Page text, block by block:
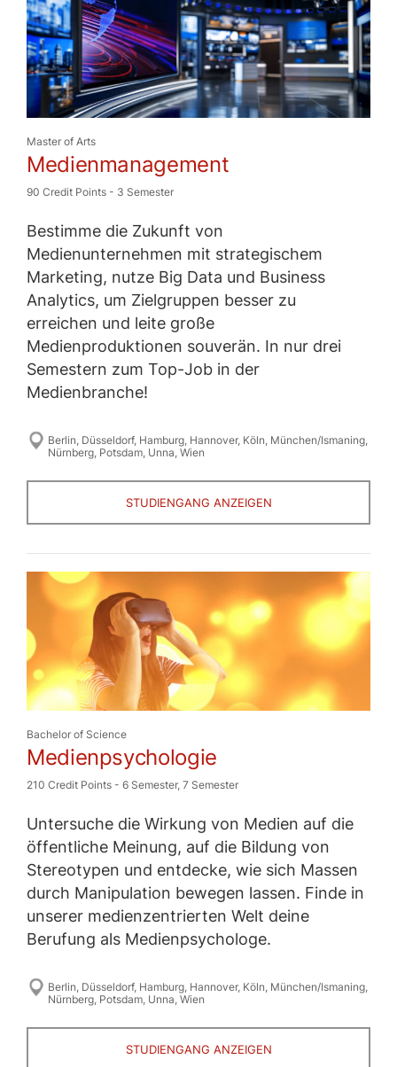
Master of Arts
Medienmanagement
90 Credit Points- 3 Semester
Bestimme die Zukunft von
Medienunternehmen mit strategischem
Marketing, nutze Big Data und Business
Analytics, um Zielgruppen besser zu
erreichen und leite große
Medienproduktionen souverän. In nur drei
Semestern zum Top-Job in der
Medienbranche!
Berlin Düsseldorf, Hamburg, Hannover, Köln München/Ismaning,
Nürnberg, Potsdam, Unna Wien
STUDIENGANG ANZEIGEN
Bachelor of Science
Medienpsychologie
210 Credit Points- 6 Semester, 7 Semester
Untersuche die Wirkung von Medien auf die
öffentliche Meinung, auf die Bildung von
Stereotypen und entdecke, wie sich Massen
durch Manipulation bewegen lassen. Finde in
unserer medienzentrierten Welt deine
Berufung als Medienpsychologe.
Berlin, Düsseldorf, Hamburg, Hannover, Köln, München/Ismaning,
Nürnberg, Potsdam, Unna, Wien
STUDIENGANG ANZEIGEN